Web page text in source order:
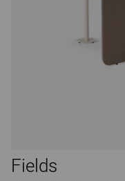
Fields